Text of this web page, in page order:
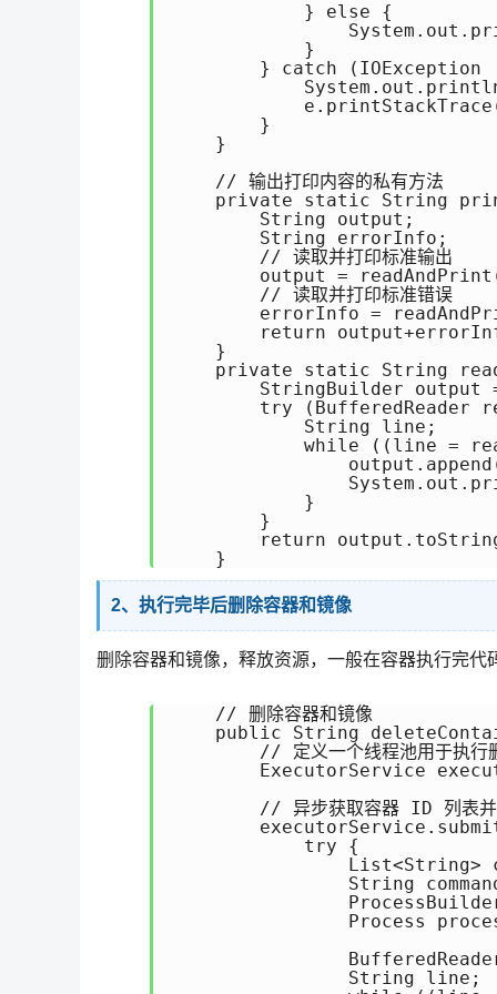
            } else {
            }
} catch (IOException
        }
    }
    // 输出打印内容的私有方法
private static String
        String output;
        String errorInfo;
        // 读取并打印标准输出
output =
        // 读取并打印标准错误
errorInfo =
return
    }
private static String
StringBuilder output
try (BufferedReader
            String line;
while ((line =
            }
        }
return
    }
2、执行完毕后删除容器和镜像
删除容器和镜像，释放资源，一般在容器执行完代
    // 删除容器和镜像
public String
// 定义一个线程池用于执行
ExecutorService
// 异步获取容器 ID 列表并
            try {
List<String>
String
Process
                String line;